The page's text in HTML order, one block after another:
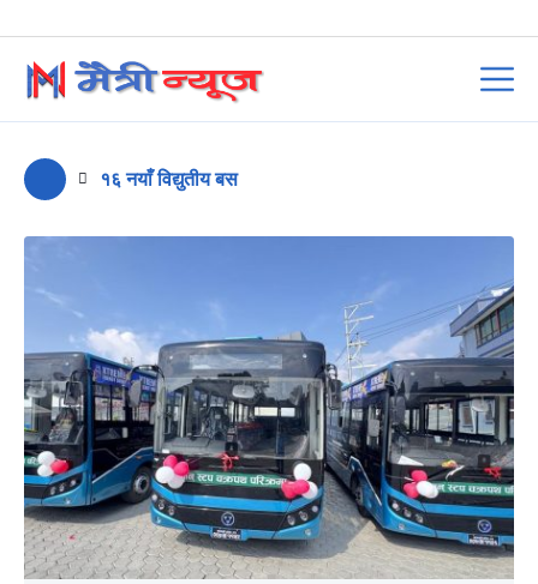
१६ नयाँ विद्युतीय बस